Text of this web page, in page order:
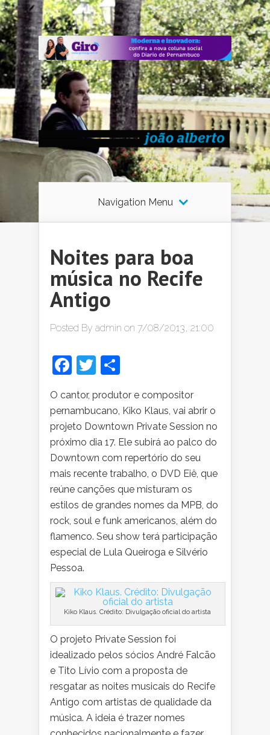
Navigation Menu
Noites para boa
música no Recife
Antigo
Posted By admin on 7/08/2013, 21:00
Facebook
Twitter
O cantor, produtor e compositor
pernambucano, Kiko Klaus, vai abrir o
projeto Downtown Private Session no
próximo dia 17. Ele subirá ao palco do
Downtown com repertório do seu
mais recente trabalho, o DVD Eiê, que
reúne canções que misturam os
estilos de grandes nomes da MPB, do
rock, soul e funk americanos, além do
flamenco. Seu show terá participação
especial de Lula Queiroga e Silvério
Pessoa.
Kiko Klaus. Crédito: Divulgação oficial do artista
O projeto Private Session foi
idealizado pelos sócios André Falcão
e Tito Lívio com a proposta de
resgatar as noites musicais do Recife
Antigo com artistas de qualidade da
música. A ideia é trazer nomes